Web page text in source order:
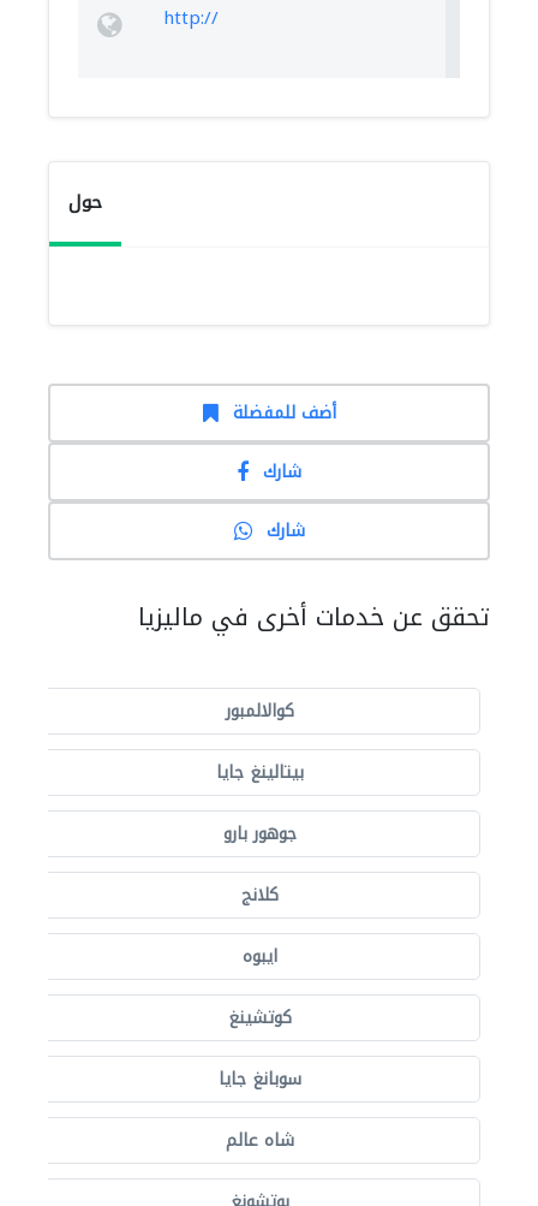
http://
حول
أضف للمفضلة
شارك
شارك
تحقق عن خدمات أخرى في ماليزيا
كوالالمبور
بيتالينغ جايا
جوهور بارو
كلانج
ايبوه
كوتشينغ
سوبانغ جايا
شاه عالم